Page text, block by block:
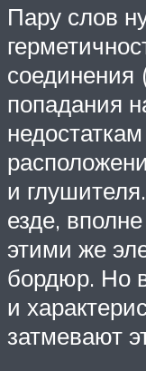
Пару слов
попадания
и
езде,
этими же
бордюр. Но
и
затмевают